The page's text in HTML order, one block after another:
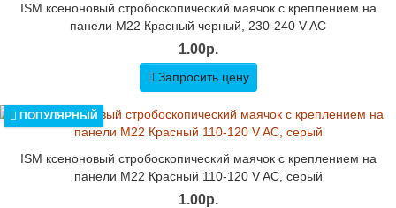
ISM ксеноновый стробоскопический маячок с креплением на
панели M22 Красный черный, 230-240 V AC
1.00р.
Запросить цену
ПОПУЛЯРНЫЙ
ISM ксеноновый стробоскопический маячок с креплением на
панели M22 Красный 110-120 V AC, серый
1.00р.